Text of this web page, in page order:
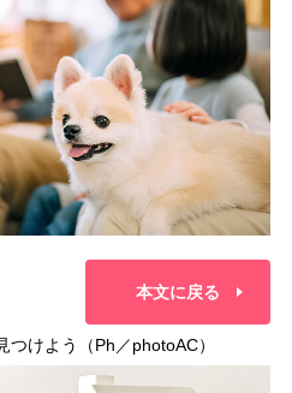
本文に戻る
けよう（Ph／photoAC）